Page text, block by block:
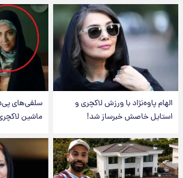
الهام پاوه‌نژاد با ورزش لاکچری و
استایل خاصش خبرساز شد!
سلفی‌های
ماشین